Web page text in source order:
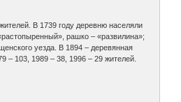
В 1739 году деревню населяли
рашко – «развилина»;
уезда. В 1894 – деревянная
– 103, 1989 – 38, 1996 – 29 жителей.